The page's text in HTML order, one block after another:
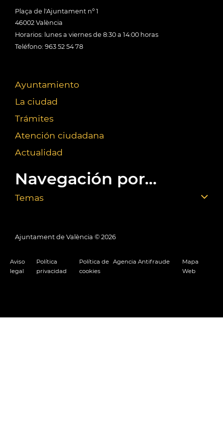
Plaça de l'Ajuntament nº 1
46002 València
Horarios: lunes a viernes de 8:30 a 14:00 horas
Teléfono: 963 52 54 78
Ayuntamiento
La ciudad
Trámites
Atención ciudadana
Actualidad
Navegación por...
Temas
Ajuntament de València © 2026
Aviso
legal
Política
privacidad
Política de
cookies
Agencia Antifraude
Mapa
Web